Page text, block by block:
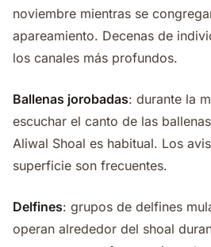
noviembre mientras se
apareamiento. Decenas de
los canales más profundos.
Ballenas jorobadas: durante la
escuchar el canto de las
Aliwal Shoal es habitual. Los
superficie son frecuentes.
Delfines: grupos de delfines
operan alrededor del shoal